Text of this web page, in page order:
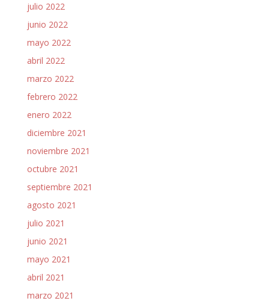
julio 2022
junio 2022
mayo 2022
abril 2022
marzo 2022
febrero 2022
enero 2022
diciembre 2021
noviembre 2021
octubre 2021
septiembre 2021
agosto 2021
julio 2021
junio 2021
mayo 2021
abril 2021
marzo 2021